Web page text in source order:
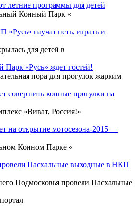
летние программы для детей
Конный Парк «
научат петь, играть и
для детей в
«Русь» ждет гостей!
пора для прогулок жарким
совершить конные прогулки на
«Виват, Россия!»
на открытие мотосезона-2015 —
Конном Парке «
Пасхальные выходные в НКП
Подмосковья провели Пасхальные